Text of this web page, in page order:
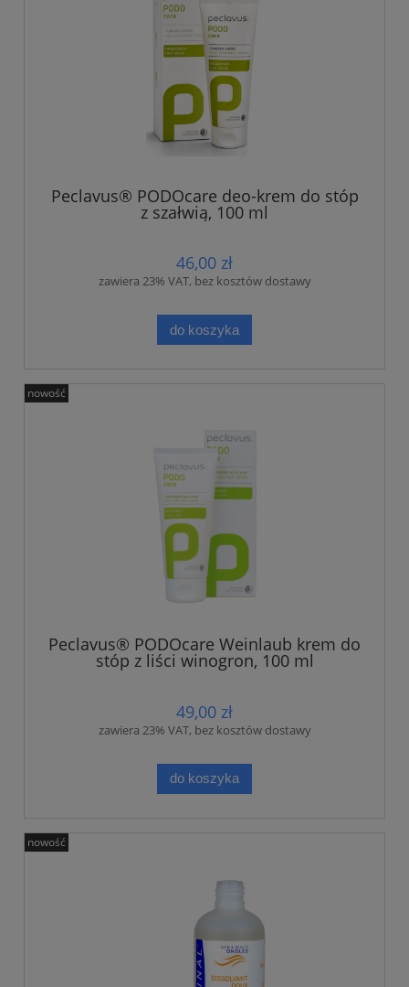
Peclavus® PODOcare deo-krem do stóp
z szałwią, 100 ml
46,00 zł
zawiera 23% VAT, bez kosztów dostawy
do koszyka
Peclavus® PODOcare Weinlaub krem do
stóp z liści winogron, 100 ml
49,00 zł
zawiera 23% VAT, bez kosztów dostawy
do koszyka
nowość
nowość